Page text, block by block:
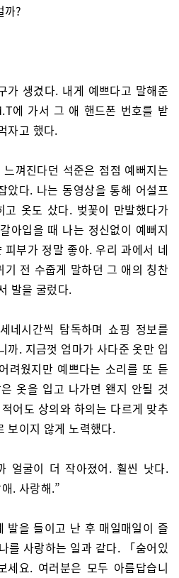
까?
가 생겼다. 내게 예쁘다고 말해준
에 가서 그 애 핸드폰 번호를 받
자고 했다.
껴진다던 석준은 점점 예뻐지는
았다. 나는 동영상을 통해 어설프
고 옷도 샀다. 벚꽃이 만발했다가
아입을 때 나는 정신없이 예뻐지
피부가 정말 좋아. 우리 과에서 네
기 전 수줍게 말하던 그 애의 칭찬
발을 굴렀다.
네시간씩 탐독하며 쇼핑 정보를
까. 지금껏 엄마가 사다준 옷만 입
려웠지만 예쁘다는 소리를 또 듣
옷을 입고 나가면 왠지 안될 것
어도 상의와 하의는 다르게 맞추
보이지 않게 노력했다.
얼굴이 더 작아졌어. 훨씬 낫다.
. 사랑해.”
발을 들이고 난 후 매일매일이 즐
를 사랑하는 일과 같다. 「숨어있
세요. 여러분은 모두 아름답습니